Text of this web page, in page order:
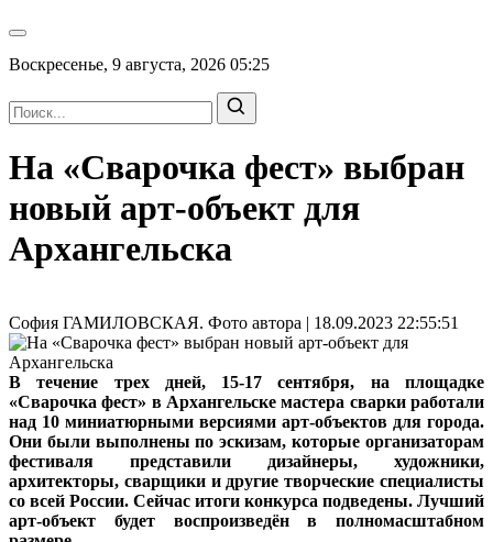
Воскресенье, 9 августа, 2026 05:25
На «Сварочка фест» выбран
новый арт-объект для
Архангельска
София ГАМИЛОВСКАЯ. Фото автора | 18.09.2023 22:55:51
В течение трех дней, 15-17 сентября, на площадке
«Сварочка фест» в Архангельске мастера сварки работали
над 10 миниатюрными версиями арт-объектов для города.
Они были выполнены по эскизам, которые организаторам
фестиваля представили дизайнеры, художники,
архитекторы, сварщики и другие творческие специалисты
со всей России. Сейчас итоги конкурса подведены. Лучший
арт-объект будет воспроизведён в полномасштабном